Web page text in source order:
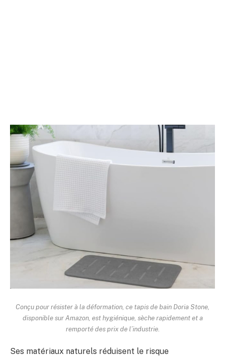
Conçu pour résister à la déformation, ce tapis de bain Doria Stone,
disponible sur Amazon, est hygiénique, sèche rapidement et a
remporté des prix de l’industrie.
Ses matériaux naturels réduisent le risque